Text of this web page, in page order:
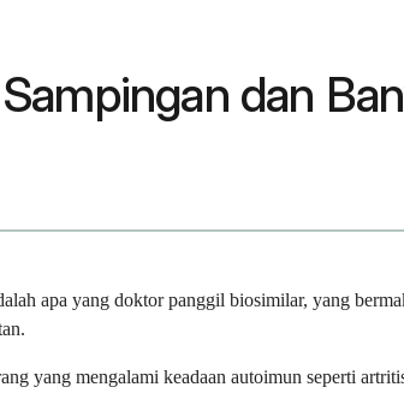
dan
apa yang doktor panggil biosimilar, yang
yang mengalami keadaan autoimun seperti